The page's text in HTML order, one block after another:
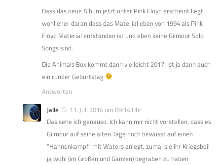
Dass das neue Album jetzt unter Pink Floyd erscheint liegt
wohl eher daran dass das Material eben von 1994 als Pink
Floyd Material entstanden ist und eben keine Gilmour Solo
Songs sind.
Die Animals Box kommt dann vielleicht 2017. Ist ja dann auch
ein runder Geburtstag
Antworten
Jalle
13. Juli 2014 um 09:14 Uhr
Das sehe ich genauso. Ich kann mir nicht vorstellen, dass es
Gilmour auf seine alten Tage noch bewusst auf einen
“Hahnenkampf” mit Waters anlegt, zumal sie ihr Kriegsbeil
ja wohl (im Großen und Ganzen) begraben zu haben